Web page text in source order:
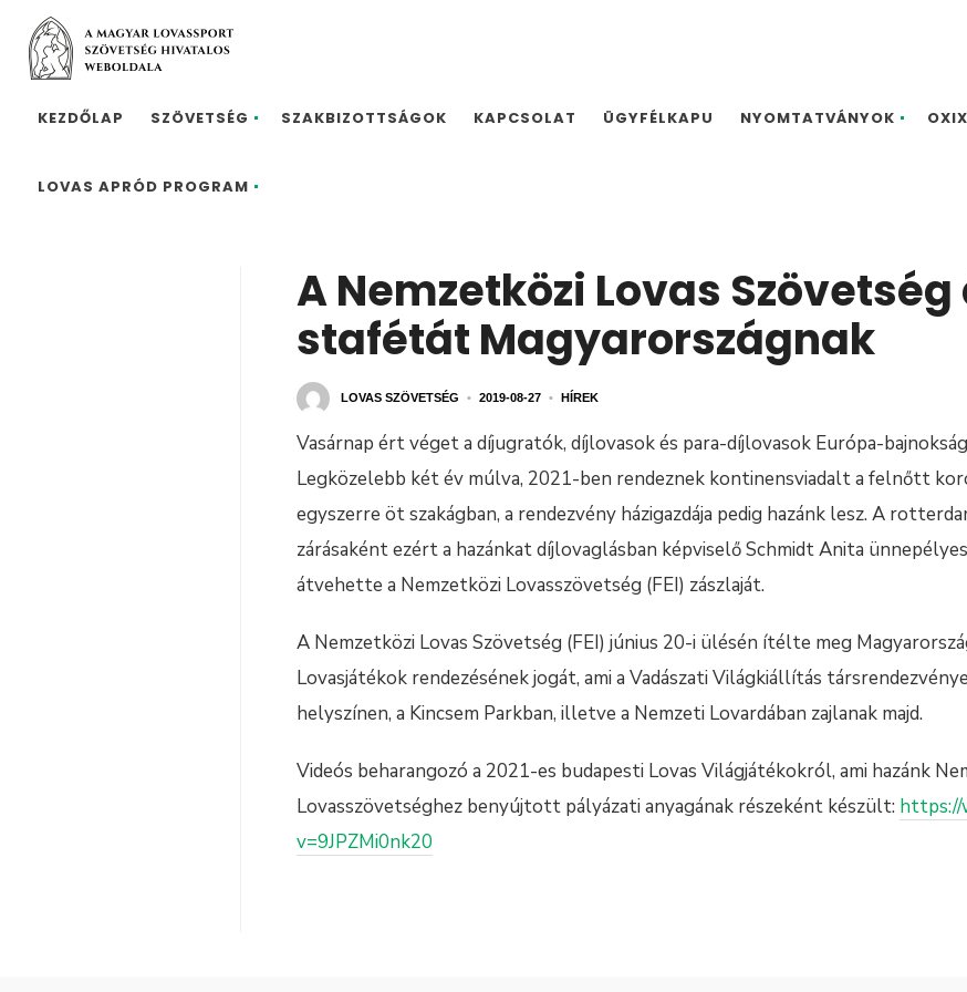
KEZDŐLAP SZÖVETSÉG SZAKBIZOTTSÁGOK KAPCSOLAT ÜGYFÉLKAPU NYOMTATVÁNYOK OXIX
LOVAS APRÓD PROGRAM
A Nemzetközi Lovas
stafétát Magyarországnak
LOVAS SZÖVETSÉG • 2019-08-27 • HÍREK
Vasárnap ért véget a díjugratók, díjlovasok és para-díjlovasok Európa-
Legközelebb két év múlva, 2021-ben rendeznek kontinensviadalt a felnőtt
egyszerre öt szakágban, a rendezvény házigazdája pedig hazánk lesz. A
zárásaként ezért a hazánkat díjlovaglásban képviselő Schmidt Anita
átvehette a Nemzetközi Lovasszövetség (FEI) zászlaját.
A Nemzetközi Lovas Szövetség (FEI) június 20-i ülésén ítélte meg
Lovasjátékok rendezésének jogát, ami a Vadászati Világkiállítás
helyszínen, a Kincsem Parkban, illetve a Nemzeti Lovardában zajlanak majd.
Videós beharangozó a 2021-es budapesti Lovas Világjátékokról, ami hazánk
Lovasszövetséghez benyújtott pályázati anyagának részeként készült: https://
v=9JPZMi0nk20